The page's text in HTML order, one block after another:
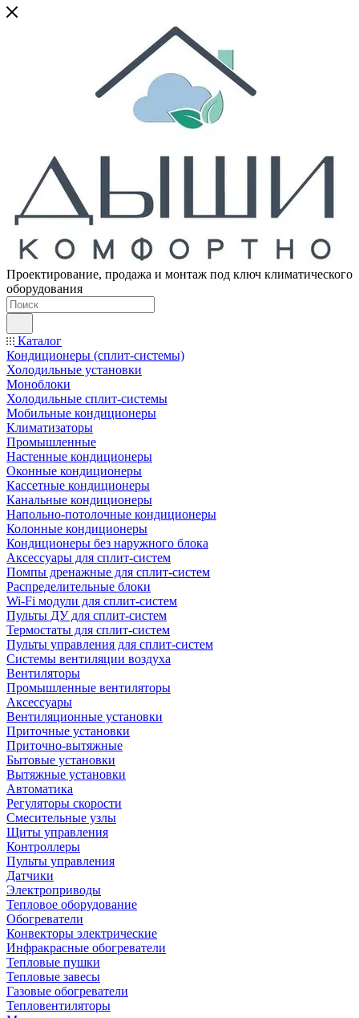
Проектирование, продажа и монтаж под ключ климатического
оборудования
Каталог
Кондиционеры (сплит-системы)
Холодильные установки
Моноблоки
Холодильные сплит-системы
Мобильные кондиционеры
Климатизаторы
Промышленные
Настенные кондиционеры
Оконные кондиционеры
Кассетные кондиционеры
Канальные кондиционеры
Напольно-потолочные кондиционеры
Колонные кондиционеры
Кондиционеры без наружного блока
Аксессуары для сплит-систем
Помпы дренажные для сплит-систем
Распределительные блоки
Wi-Fi модули для сплит-систем
Пульты ДУ для сплит-систем
Термостаты для сплит-систем
Пульты управления для сплит-систем
Системы вентиляции воздуха
Вентиляторы
Промышленные вентиляторы
Аксессуары
Вентиляционные установки
Приточные установки
Приточно-вытяжные
Бытовые установки
Вытяжные установки
Автоматика
Регуляторы скорости
Смесительные узлы
Щиты управления
Контроллеры
Пульты управления
Датчики
Электроприводы
Тепловое оборудование
Обогреватели
Конвекторы электрические
Инфракрасные обогреватели
Тепловые пушки
Тепловые завесы
Газовые обогреватели
Тепловентиляторы